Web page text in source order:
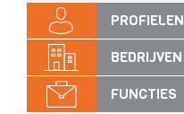
PROFIELEN
BEDRIJVEN
FUNCTIES